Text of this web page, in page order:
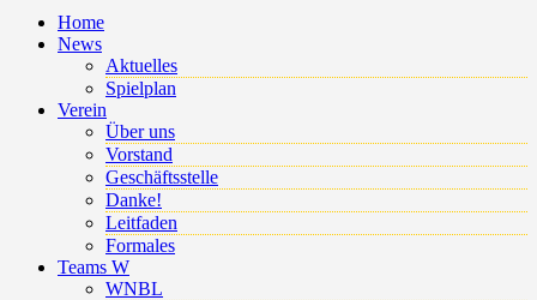
Home
News
Aktuelles
Spielplan
Verein
Über uns
Vorstand
Geschäftsstelle
Danke!
Leitfaden
Formales
Teams W
WNBL